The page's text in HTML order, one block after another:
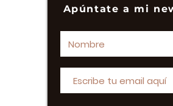
Apúntate a mi